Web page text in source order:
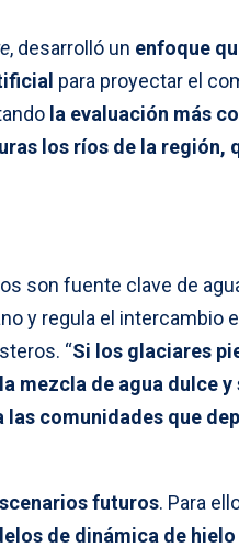
, desarrolló un enfoque
para proyectar el
la evaluación más
los ríos de la región,
son fuente clave de
y regula el intercambio
“Si los glaciares
mezcla de agua dulce y
comunidades que
futuros. Para
de dinámica de